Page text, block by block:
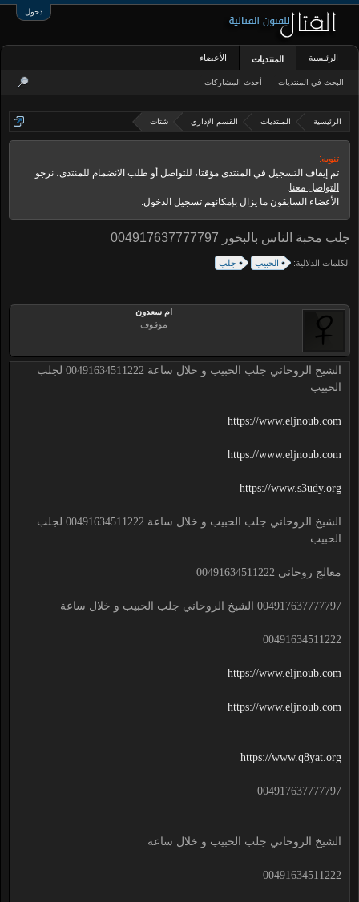
دخول
الرئيسية المنتديات القسم الإداري شتات
تنويه:
تم إيقاف التسجيل في المنتدى مؤقتا، للتواصل أو طلب الانضمام للمنتدى، نرجو
التواصل معنا.
الأعضاء السابقون ما يزال بإمكانهم تسجيل الدخول.
جلب محبة الناس بالبخور 004917637777797
الكلمات الدلالية: الحبيب جلب
ام سعدون
موقوف
الشيخ الروحاني جلب الحبيب و خلال ساعة 00491634511222 لجلب
الحبيب
https://www.eljnoub.com
https://www.eljnoub.com
https://www.s3udy.org
الشيخ الروحاني جلب الحبيب و خلال ساعة 00491634511222 لجلب
الحبيب
معالج روحانى 00491634511222
004917637777797 الشيخ الروحاني جلب الحبيب و خلال ساعة
00491634511222
https://www.eljnoub.com
https://www.eljnoub.com
https://www.q8yat.org
004917637777797
الشيخ الروحاني جلب الحبيب و خلال ساعة
00491634511222
الرئيسية المنتديات
البحث في المنتديات أحدث المشاركات
الأعضاء